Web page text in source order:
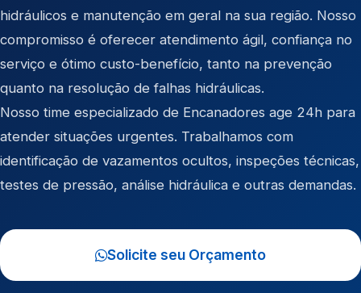
hidráulicos e manutenção em geral na sua região. Nosso
compromisso é oferecer atendimento ágil, confiança no
serviço e ótimo custo-benefício, tanto na prevenção
quanto na resolução de falhas hidráulicas.
Nosso time especializado de Encanadores age 24h para
atender situações urgentes. Trabalhamos com
identificação de vazamentos ocultos, inspeções técnicas,
testes de pressão, análise hidráulica e outras demandas.
Solicite seu Orçamento